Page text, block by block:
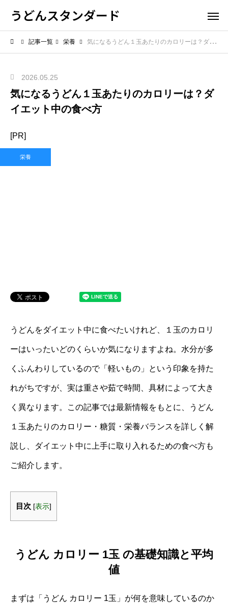
うどんスタンダード
記事一覧 栄養 気になるうどん１玉あたりのカロリーは？ダイエット中の食べ方
2026.05.25
気になるうどん１玉あたりのカロリーは？ダ
イエット中の食べ方
[PR]
栄養
うどんをダイエット中に食べたいけれど、１玉のカロリ
ーはいったいどのくらいか気になりますよね。水分が多
くふんわりしているので「軽いもの」という印象を持た
れがちですが、実は重さや茹で時間、具材によって大き
く異なります。この記事では最新情報をもとに、うどん
１玉あたりのカロリー・糖質・栄養バランスを詳しく解
説し、ダイエット中に上手に取り入れるための食べ方も
ご紹介します。
目次 [表示]
うどん カロリー 1玉 の基礎知識と平均
値
まずは「うどん カロリー 1玉」が何を意味しているのか